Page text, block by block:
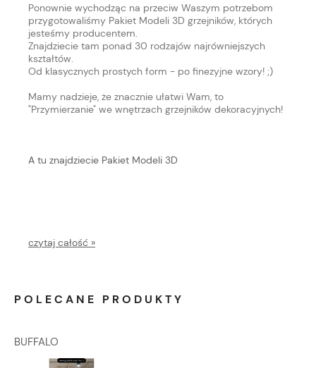
Ponownie wychodząc na przeciw Waszym potrzebom
przygotowaliśmy Pakiet Modeli 3D grzejników, których
jesteśmy producentem.
Znajdziecie tam ponad 30 rodzajów najrówniejszych
kształtów.
Od klasycznych prostych form - po finezyjne wzory! ;)
Mamy nadzieje, że znacznie ułatwi Wam, to
"Przymierzanie" we wnętrzach grzejników dekoracyjnych!
A tu znajdziecie Pakiet Modeli 3D
czytaj całość »
POLECANE PRODUKTY
BUFFALO